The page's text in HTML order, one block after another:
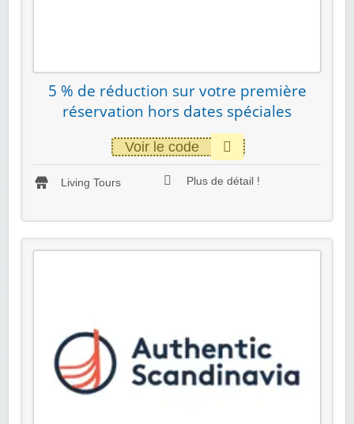
5 % de réduction sur votre première
réservation hors dates spéciales
Voir le code
Living Tours Plus de détail !